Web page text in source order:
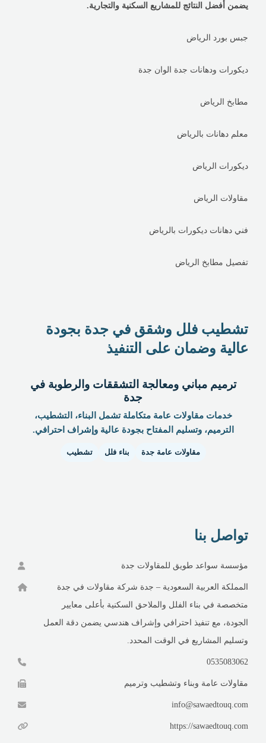
يضمن أفضل النتائج للمشاريع السكنية والتجارية.
جبس بورد الرياض
ديكورات ودهانات جدة الوان جدة
مطابخ الرياض
معلم دهانات بالرياض
ديكورات الرياض
مقاولات الرياض
فني دهانات ديكورات بالرياض
تفصيل مطابخ الرياض
تشطيب فلل وشقق في جدة بجودة
عالية وضمان على التنفيذ
ترميم مباني ومعالجة التشققات والرطوبة في
جدة
خدمات مقاولات عامة متكاملة تشمل البناء، التشطيب،
الترميم، وتسليم المفتاح بجودة عالية وإشراف احترافي.
مقاولات عامة جدة بناء فلل تشطيب
تواصل بنا
مؤسسة سواعد طويق للمقاولات جدة
المملكة العربية السعودية – جدة شركة مقاولات في جدة
متخصصة في بناء الفلل والملاحق السكنية بأعلى معايير
الجودة، مع تنفيذ احترافي وإشراف هندسي يضمن دقة العمل
وتسليم المشاريع في الوقت المحدد.
0535083062
مقاولات عامة وبناء وتشطيب وترميم
info@sawaedtouq.com
https://sawaedtouq.com